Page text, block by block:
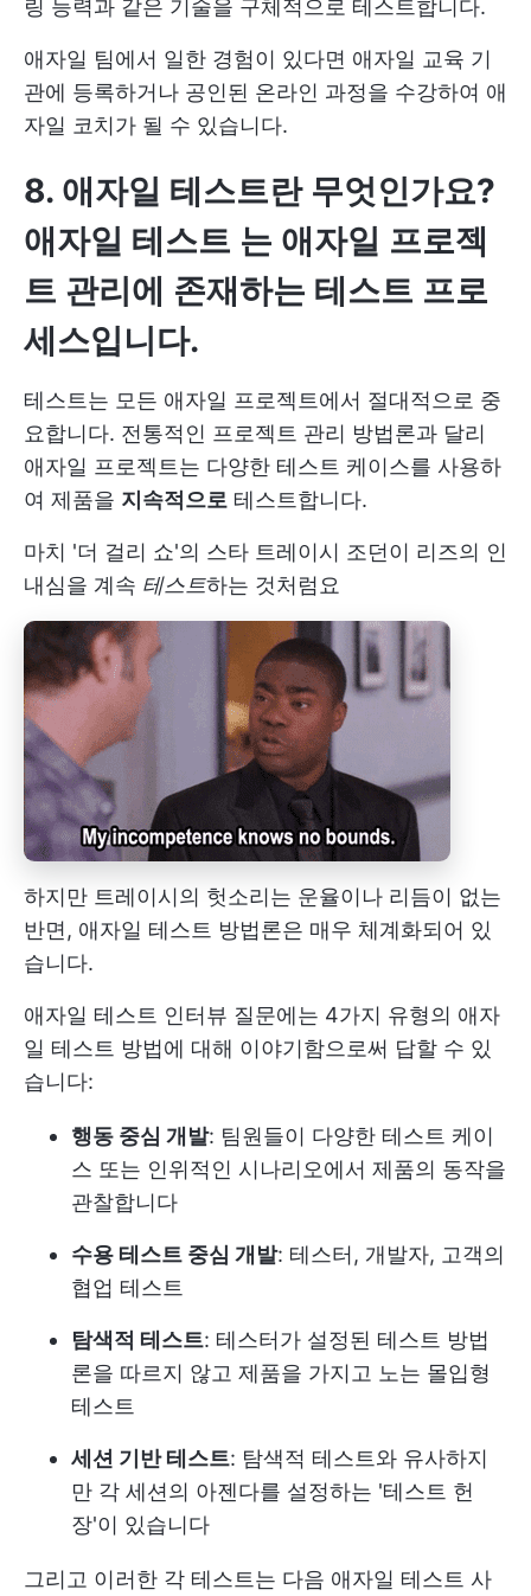
링 능력과 같은 기술을 구체적으로 테스트합니다.
애자일 팀에서 일한 경험이 있다면 애자일 교육 기
관에 등록하거나 공인된 온라인 과정을 수강하여 애
자일 코치가 될 수 있습니다.
8. 애자일 테스트란 무엇인가요?
애자일 테스트 는 애자일 프로젝
트 관리에 존재하는 테스트 프로
세스입니다.
테스트는 모든 애자일 프로젝트에서 절대적으로 중
요합니다. 전통적인 프로젝트 관리 방법론과 달리
애자일 프로젝트는 다양한 테스트 케이스를 사용하
여 제품을 지속적으로 테스트합니다.
마치 '더 걸리 쇼'의 스타 트레이시 조던이 리즈의 인
내심을 계속 테스트하는 것처럼요
하지만 트레이시의 헛소리는 운율이나 리듬이 없는
반면, 애자일 테스트 방법론은 매우 체계화되어 있
습니다.
애자일 테스트 인터뷰 질문에는 4가지 유형의 애자
일 테스트 방법에 대해 이야기함으로써 답할 수 있
습니다:
행동 중심 개발: 팀원들이 다양한 테스트 케이
스 또는 인위적인 시나리오에서 제품의 동작을
관찰합니다
수용 테스트 중심 개발: 테스터, 개발자, 고객의
협업 테스트
탐색적 테스트: 테스터가 설정된 테스트 방법
론을 따르지 않고 제품을 가지고 노는 몰입형
테스트
세션 기반 테스트: 탐색적 테스트와 유사하지
만 각 세션의 아젠다를 설정하는 '테스트 헌
장'이 있습니다
그리고 이러한 각 테스트는 다음 애자일 테스트 사